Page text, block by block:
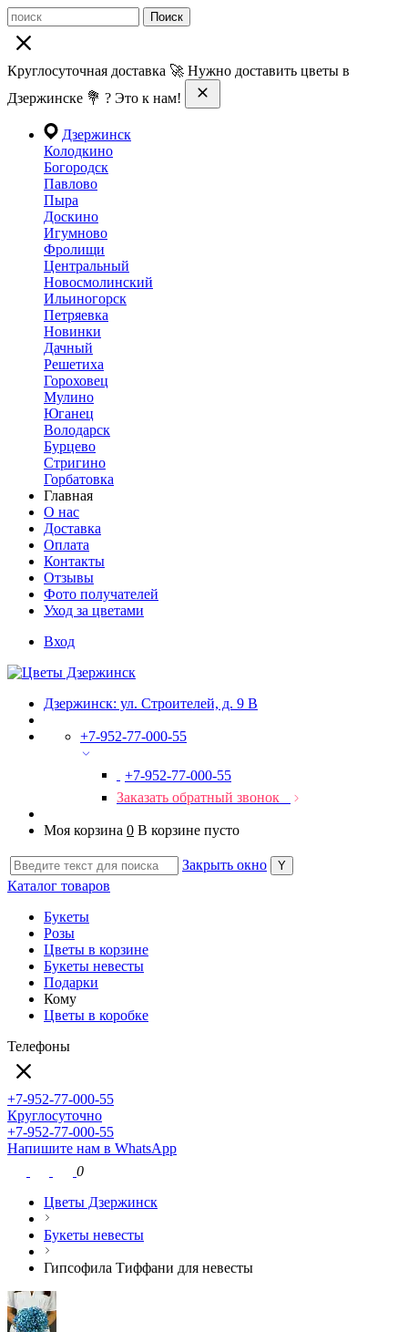
Поиск
Круглосуточная доставка 🚀 Нужно доставить цветы в
Дзержинске 💐 ? Это к нам!
Дзержинск
Колодкино
Богородск
Павлово
Пыра
Доскино
Игумново
Фролищи
Центральный
Новосмолинский
Ильиногорск
Петряевка
Новинки
Дачный
Решетиха
Гороховец
Мулино
Юганец
Володарск
Бурцево
Стригино
Горбатовка
Главная
О нас
Доставка
Оплата
Контакты
Отзывы
Фото получателей
Уход за цветами
Вход
Дзержинск: ул. Строителей, д. 9 В
+7-952-77-000-55
+7-952-77-000-55
Заказать обратный звонок
Моя корзина 0 В корзине пусто
Закрыть окно
Каталог товаров
Букеты
Розы
Цветы в корзине
Букеты невесты
Подарки
Кому
Цветы в коробке
Телефоны
+7-952-77-000-55
Круглосуточно
+7-952-77-000-55
Напишите нам в WhatsApp
0
Цветы Дзержинск
Букеты невесты
Гипсофила Тиффани для невесты